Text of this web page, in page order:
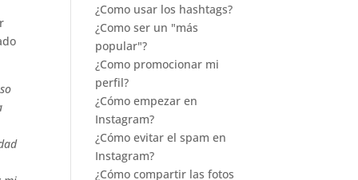
¿Como usar los hashtags?
¿Como ser un "más
popular"?
¿Como promocionar mi
perfil?
¿Cómo empezar en
Instagram?
¿Cómo evitar el spam en
Instagram?
¿Cómo compartir las fotos